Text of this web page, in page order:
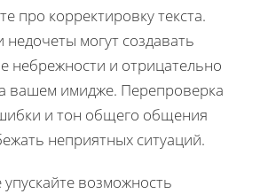
про корректировку текста.
могут создавать
небрежности и отрицательно
вашем имидже. Перепроверка
и тон общего общения
неприятных ситуаций.
возможность